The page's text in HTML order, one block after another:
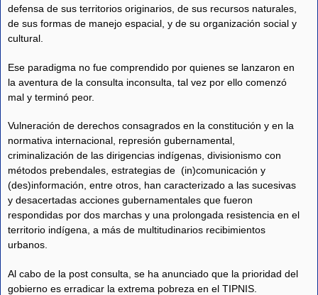
defensa de sus territorios originarios, de sus recursos naturales,
de sus formas de manejo espacial, y de su organización social y
cultural.
Ese paradigma no fue comprendido por quienes se lanzaron en
la aventura de la consulta inconsulta, tal vez por ello comenzó
mal y terminó peor.
Vulneración de derechos consagrados en la constitución y en la
normativa internacional, represión gubernamental,
criminalización de las dirigencias indígenas, divisionismo con
métodos prebendales, estrategias de (in)comunicación y
(des)información, entre otros, han caracterizado a las sucesivas
y desacertadas acciones gubernamentales que fueron
respondidas por dos marchas y una prolongada resistencia en el
territorio indígena, a más de multitudinarios recibimientos
urbanos.
Al cabo de la post consulta, se ha anunciado que la prioridad del
gobierno es erradicar la extrema pobreza en el TIPNIS.